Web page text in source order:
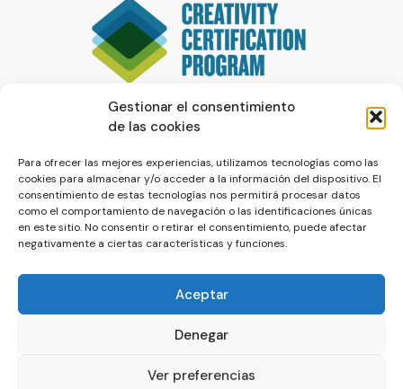
Gestionar el consentimiento
de las cookies
Para ofrecer las mejores experiencias, utilizamos tecnologías como las
cookies para almacenar y/o acceder a la información del dispositivo. El
consentimiento de estas tecnologías nos permitirá procesar datos
como el comportamiento de navegación o las identificaciones únicas
en este sitio. No consentir o retirar el consentimiento, puede afectar
negativamente a ciertas características y funciones.
Aceptar
Denegar
Ver preferencias
© La Servilleta - El Blog de Paco Prieto